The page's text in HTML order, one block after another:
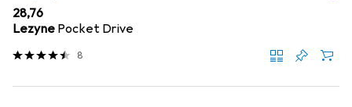
EUR
28,76
Lezyne Pocket Drive
8